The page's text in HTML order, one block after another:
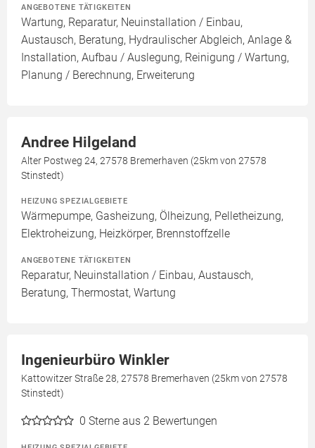
ANGEBOTENE TÄTIGKEITEN
Wartung, Reparatur, Neuinstallation / Einbau,
Austausch, Beratung, Hydraulischer Abgleich, Anlage &
Installation, Aufbau / Auslegung, Reinigung / Wartung,
Planung / Berechnung, Erweiterung
Andree Hilgeland
Alter Postweg 24, 27578 Bremerhaven (25km von 27578
Stinstedt)
HEIZUNG SPEZIALGEBIETE
Wärmepumpe, Gasheizung, Ölheizung, Pelletheizung,
Elektroheizung, Heizkörper, Brennstoffzelle
ANGEBOTENE TÄTIGKEITEN
Reparatur, Neuinstallation / Einbau, Austausch,
Beratung, Thermostat, Wartung
Ingenieurbüro Winkler
Kattowitzer Straße 28, 27578 Bremerhaven (25km von 27578
Stinstedt)
0 Sterne aus 2 Bewertungen